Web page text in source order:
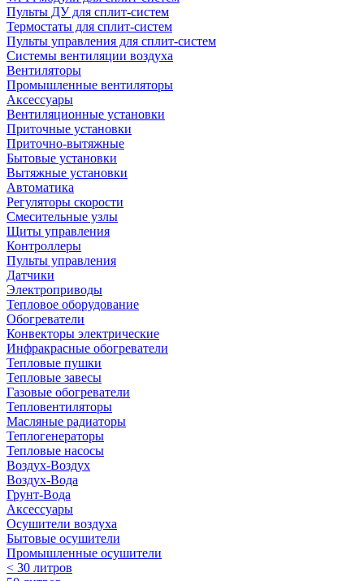
Пульты ДУ для сплит-систем
Термостаты для сплит-систем
Пульты управления для сплит-систем
Системы вентиляции воздуха
Вентиляторы
Промышленные вентиляторы
Аксессуары
Вентиляционные установки
Приточные установки
Приточно-вытяжные
Бытовые установки
Вытяжные установки
Автоматика
Регуляторы скорости
Смесительные узлы
Щиты управления
Контроллеры
Пульты управления
Датчики
Электроприводы
Тепловое оборудование
Обогреватели
Конвекторы электрические
Инфракрасные обогреватели
Тепловые пушки
Тепловые завесы
Газовые обогреватели
Тепловентиляторы
Масляные радиаторы
Теплогенераторы
Тепловые насосы
Воздух-Воздух
Воздух-Вода
Грунт-Вода
Аксессуары
Осушители воздуха
Бытовые осушители
Промышленные осушители
< 30 литров